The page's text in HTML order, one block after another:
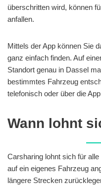
überschritten wird, können
anfallen.
Mittels der App können Sie
ganz einfach finden. Auf
Standort genau in Dassel
bestimmtes Fahrzeug
telefonisch oder über die
Wann lohnt
Carsharing lohnt sich für
auf ein eigenes Fahrzeug
längere Strecken